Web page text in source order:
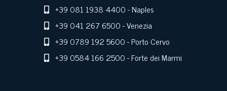
+39 081 1938 4400- Naples
+39 041 267 6500- Venezia
+39 0789 192 5600- Porto Cervo
+39 0584 166 2500- Forte dei Marmi